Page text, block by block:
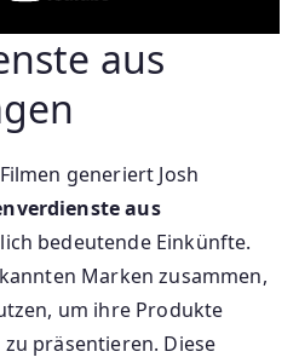
aus
generiert Josh
aus
bedeutende Einkünfte.
Marken zusammen,
um ihre Produkte
präsentieren. Diese